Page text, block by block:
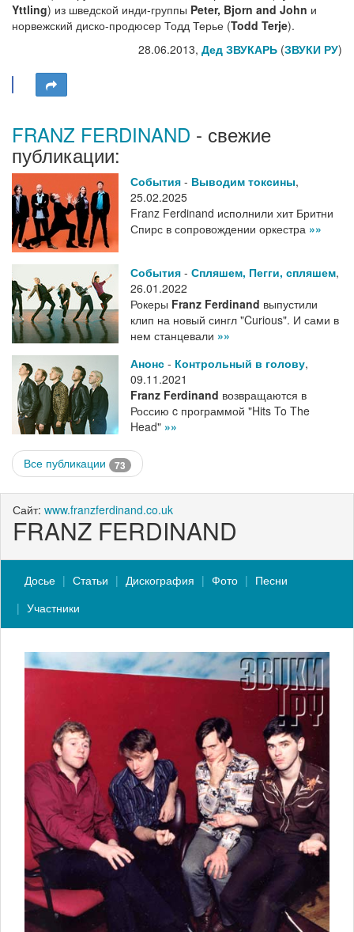
Yttling) из шведской инди-группы Peter, Bjorn and John и
норвежский диско-продюсер Тодд Терье (Todd Terje).
28.06.2013, Дед ЗВУКАРЬ (ЗВУКИ РУ)
FRANZ FERDINAND - свежие
публикации:
События - Выводим токсины,
25.02.2025
Franz Ferdinand исполнили хит Бритни
Спирс в сопровождении оркестра »»
События - Спляшем, Пегги, спляшем,
26.01.2022
Рокеры Franz Ferdinand выпустили
клип на новый сингл "Curious". И сами в
нем станцевали »»
Анонс - Контрольный в голову,
09.11.2021
Franz Ferdinand возвращаются в
Россию c программой "Hits To The
Head" »»
Все публикации 73
Сайт: www.franzferdinand.co.uk
FRANZ FERDINAND
Досье Статьи Дискография Фото
Песни
Участники